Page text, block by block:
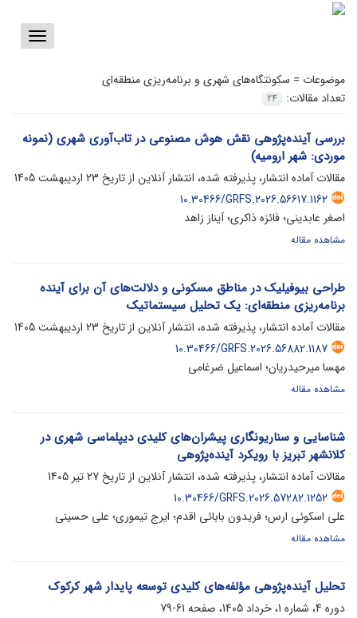
Toggle
موضوعات = سکونتگاه‌های شهری و برنامه‌ریزی منطقه‌ای
تعداد مقالات:
24
بررسی آینده‌پژوهی نقش هوش مصنوعی در تاب‌آوری شهری (نمونه
موردی: شهر ارومیه)
مقالات آماده انتشار، پذیرفته شده، انتشار آنلاین از تاریخ 23 اردیبهشت 1405
10.30466/GRFS.2026.56617.1162
اصغر عابدینی؛ فائزه ذاکری؛ آیناز زاهد
مشاهده مقاله
طراحی بیوفیلیک در مناطق مسکونی و دلالت‌های آن برای آینده
برنامه‌ریزی منطقه‌ای: یک تحلیل سیستماتیک
مقالات آماده انتشار، پذیرفته شده، انتشار آنلاین از تاریخ 23 اردیبهشت 1405
10.30466/GRFS.2026.56882.1187
مهسا میرحیدریان؛ اسماعیل ضرغامی
مشاهده مقاله
شناسایی و سناریونگاری پیشران‌های کلیدی دیپلماسی شهری در
کلانشهر تبریز با رویکرد آینده‌پژوهی
مقالات آماده انتشار، پذیرفته شده، انتشار آنلاین از تاریخ 27 تیر 1405
10.30466/GRFS.2026.57282.1252
علی اسکوئی ارس؛ فریدون بابائی اقدم؛ ایرج تیموری؛ علی حسینی
مشاهده مقاله
تحلیل آینده‌پژوهی مؤلفه‌های کلیدی توسعه پایدار شهر کرکوک
دوره 4، شماره 1، خرداد 1405، صفحه
61-79